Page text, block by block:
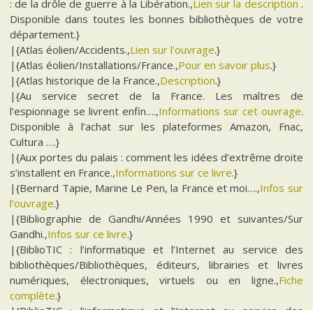
: de la drôle de guerre à la Libération.,Lien sur la description .
Disponible dans toutes les bonnes bibliothèques de votre
département.}
|{Atlas éolien/Accidents.,Lien sur l’ouvrage.}
|{Atlas éolien/Installations/France.,Pour en savoir plus.}
|{Atlas historique de la France.,Description.}
|{Au service secret de la France. Les maîtres de
l’espionnage se livrent enfin….,Informations sur cet ouvrage.
Disponible à l’achat sur les plateformes Amazon, Fnac,
Cultura ….}
|{Aux portes du palais : comment les idées d’extrême droite
s’installent en France.,Informations sur ce livre.}
|{Bernard Tapie, Marine Le Pen, la France et moi….,Infos sur
l’ouvrage.}
|{Bibliographie de Gandhi/Années 1990 et suivantes/Sur
Gandhi.,Infos sur ce livre.}
|{BiblioTIC : l’informatique et l’Internet au service des
bibliothèques/Bibliothèques, éditeurs, librairies et livres
numériques, électroniques, virtuels ou en ligne.,Fiche
complète.}